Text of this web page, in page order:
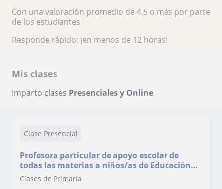
Con una valoración promedio de 4.5 o más por parte
de los estudiantes
Responde rápido: ¡en menos de 12 horas!
Mis clases
Imparto clases Presenciales y Online
Clase Presencial
Profesora particular de apoyo escolar de
todas las materias a niños/as de Educación
Infantil y Primaria con o sin dificultades de
Clases de Primaria